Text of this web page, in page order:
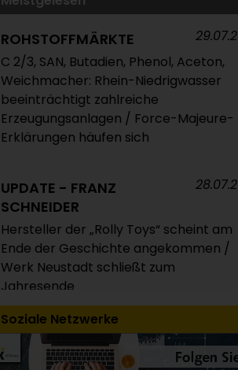
POLYMERPREISE
Styrolkunststoffe Juli 2026: Absturz
SM-Referenz zieht die Preise nach
unten / Atempause wohl aber nur von
kurzer Dauer
POLYMERPREISE
Überwiegend leichte Abschläge oder
Rollover / Extrem unterschiedliche
Preisveränderungen bei PC und PA 6 /
Panel erwartet für August insgesamt
weitgehend stabile Notierungen
POLYMERPREISE
Composites/GFK Juli 2026: Auf und Ab
der Styrol-Preise sorgt für mehr
ROHSTOFFMÄRKTE
C 2/3, SAN, Butadien, Phenol, Aceton,
Weichmacher: Rhein-Niedrigwasser
beeinträchtigt zahlreiche
Erzeugungsanlagen / Force-Majeure-
Erklärungen häufen sich
UPDATE - FRANZ
SCHNEIDER
Hersteller der „Rolly Toys“ scheint am
Ende der Geschichte angekommen /
Werk Neustadt schließt zum
Jahresende
LOGISTIK
Der Rhein ist unsere ganz eigene
Soziale Netzwerke